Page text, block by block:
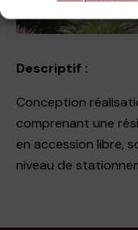
Descriptif :
Conception
comprenant une
en accession libre,
niveau de